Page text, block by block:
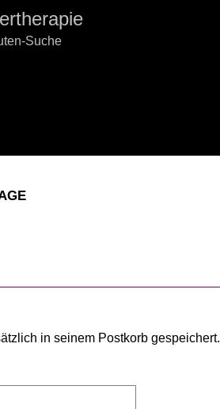
Suche
in seinem Postkorb gespeichert.